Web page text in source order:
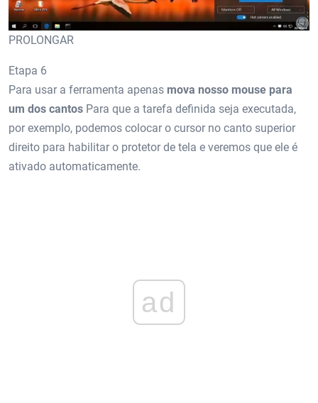
PROLONGAR
Etapa 6
Para usar a ferramenta apenas mova nosso mouse para
um dos cantos Para que a tarefa definida seja executada,
por exemplo, podemos colocar o cursor no canto superior
direito para habilitar o protetor de tela e veremos que ele é
ativado automaticamente.
ad